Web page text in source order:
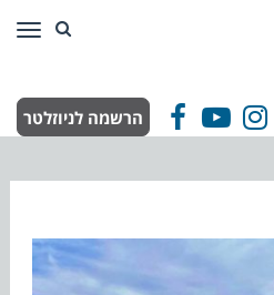
Facebook
YouTube
Instagram הרשמה לניוזלטר